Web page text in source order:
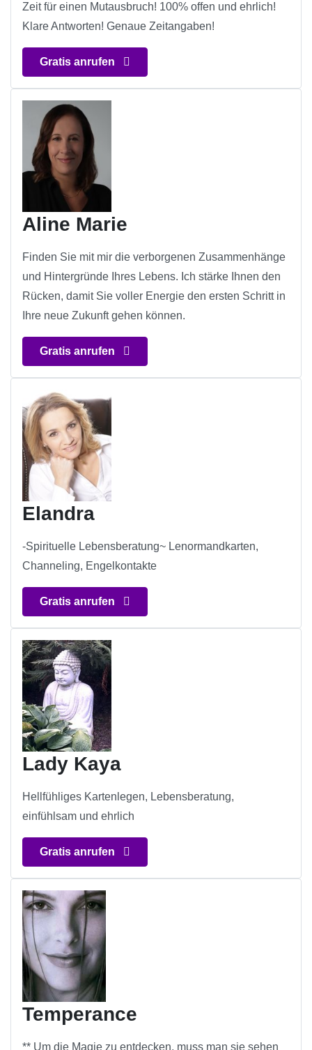
Zeit für einen Mutausbruch! 100% offen und ehrlich!
Klare Antworten! Genaue Zeitangaben!
Gratis anrufen
Aline Marie
Finden Sie mit mir die verborgenen Zusammenhänge
und Hintergründe Ihres Lebens. Ich stärke Ihnen den
Rücken, damit Sie voller Energie den ersten Schritt in
Ihre neue Zukunft gehen können.
Gratis anrufen
Elandra
-Spirituelle Lebensberatung~ Lenormandkarten,
Channeling, Engelkontakte
Gratis anrufen
Lady Kaya
Hellfühliges Kartenlegen, Lebensberatung,
einfühlsam und ehrlich
Gratis anrufen
Temperance
** Um die Magie zu entdecken, muss man sie sehen